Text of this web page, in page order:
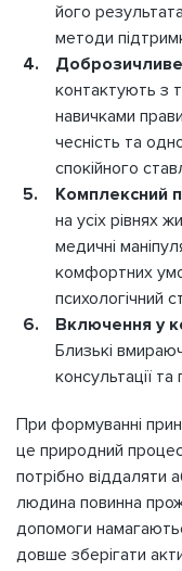
його
методи
Доброзичливе
контактують з
навичками
чесність та
спокійного
Комплексний
на усіх рівнях
медичні
комфортних
психологічний
Включення у
Близькі
консультації та
При формуванні
це природний
потрібно віддаляти
людина повинна
допомоги
довше зберігати